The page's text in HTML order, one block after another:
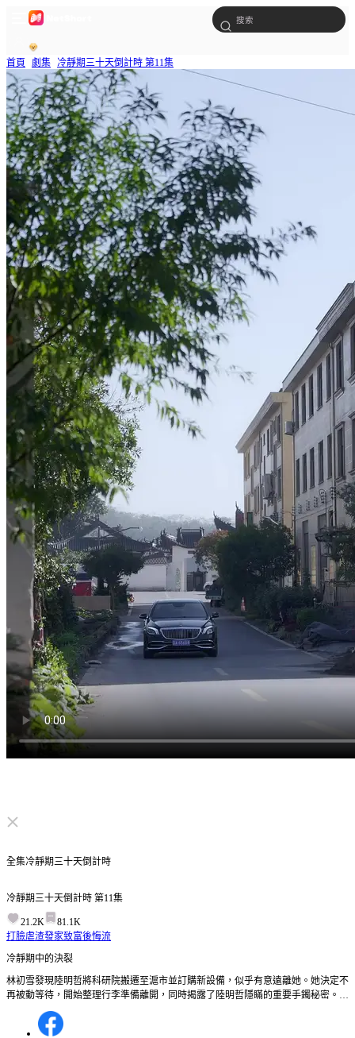
首頁 劇集 冷靜期三十天倒計時 第11集
点击取消静音
全集冷靜期三十天倒計時
冷靜期三十天倒計時 第11集
21.2K
81.1K
打臉虐渣發家致富後悔流
冷靜期中的決裂
林初雪發現陸明哲將科研院搬遷至滬市並訂購新設備，似乎有意遠離她。她決定不
再被動等待，開始整理行李準備離開，同時揭露了陸明哲隱瞞的重要手鐲秘密。林
初雪能否在滬市找到屬於自己的新生活？